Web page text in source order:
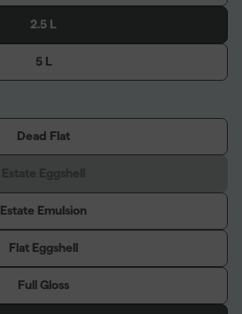
2.5 L
5 L
Dead Flat
Estate Emulsion
Flat Eggshell
Full Gloss